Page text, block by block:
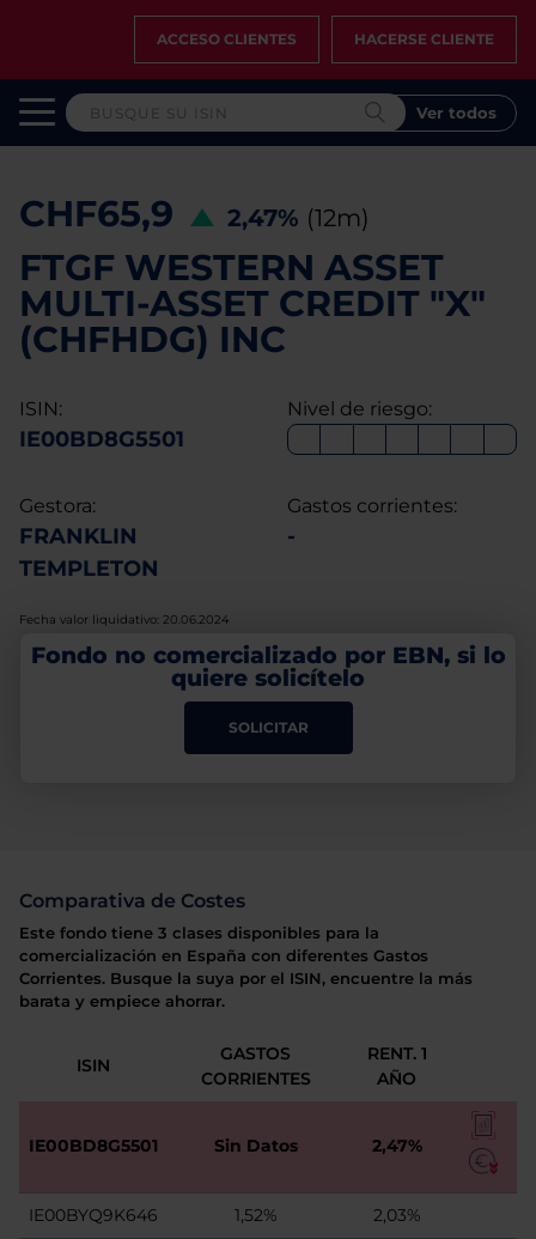
ACCESO CLIENTES HACERSE CLIENTE
Ver todos
CHF65,9 2,47% (12m)
FTGF WESTERN ASSET
MULTI-ASSET CREDIT "X"
(CHFHDG) INC
ISIN:
IE00BD8G5501
Nivel de riesgo:
Gestora:
FRANKLIN
TEMPLETON
Gastos corrientes:
-
Fecha valor liquidativo: 20.06.2024
Fondo no comercializado por EBN, si lo
quiere solicítelo
SOLICITAR
Comparativa de Costes
Este fondo tiene 3 clases disponibles para la
comercialización en España con diferentes Gastos
Corrientes. Busque la suya por el ISIN, encuentre la más
barata y empiece ahorrar.
ISIN
GASTOS
CORRIENTES
RENT. 1
AÑO
IE00BD8G5501 Sin Datos 2,47%
IE00BYQ9K646 1,52% 2,03%